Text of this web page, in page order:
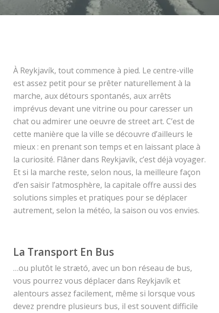
À Reykjavík, tout commence à pied. Le centre-ville
est assez petit pour se prêter naturellement à la
marche, aux détours spontanés, aux arrêts
imprévus devant une vitrine ou pour caresser un
chat ou admirer une oeuvre de street art. C’est de
cette manière que la ville se découvre d’ailleurs le
mieux : en prenant son temps et en laissant place à
la curiosité. Flâner dans Reykjavík, c’est déjà voyager.
Et si la marche reste, selon nous, la meilleure façon
d’en saisir l’atmosphère, la capitale offre aussi des
solutions simples et pratiques pour se déplacer
autrement, selon la météo, la saison ou vos envies.
La Transport En Bus
…ou plutôt le strætó, avec un bon réseau de bus,
vous pourrez vous déplacer dans Reykjavík et
alentours assez facilement, même si lorsque vous
devez prendre plusieurs bus, il est souvent difficile